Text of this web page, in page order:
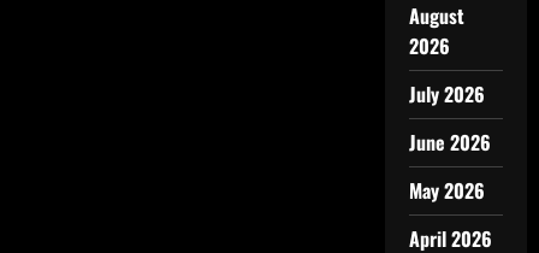
August
2026
July 2026
June 2026
May 2026
April 2026